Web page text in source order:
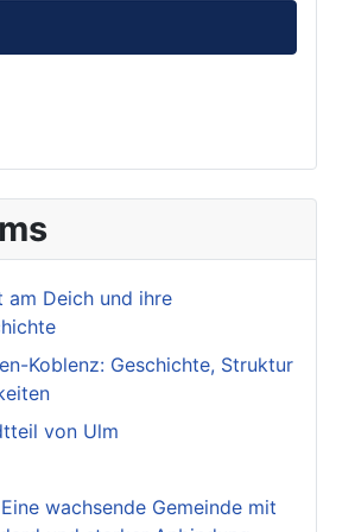
am Deich und ihre
Koblenz: Geschichte, Struktur
von Ulm
wachsende Gemeinde mit